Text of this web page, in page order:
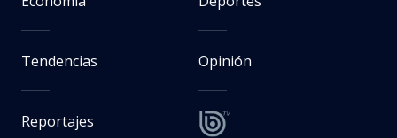
Tendencias Opinión
Reportajes